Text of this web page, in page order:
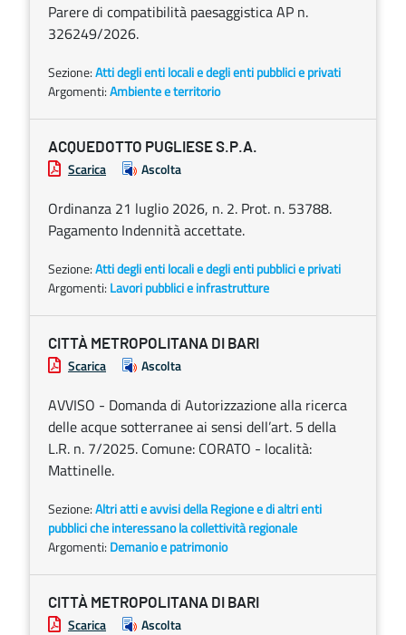
Parere di compatibilità paesaggistica AP n.
326249/2026.
Sezione:Atti degli enti locali e degli enti pubblici e privati
Argomenti:Ambiente e territorio
ACQUEDOTTO PUGLIESE S.P.A.
Scarica Ascolta
Ordinanza 21 luglio 2026, n. 2. Prot. n. 53788.
Pagamento Indennità accettate.
Sezione:Atti degli enti locali e degli enti pubblici e privati
Argomenti: Lavori pubblici e infrastrutture
CITTÀ METROPOLITANA DI BARI
Scarica Ascolta
AVVISO - Domanda di Autorizzazione alla ricerca
delle acque sotterranee ai sensi dell’art. 5 della
L.R. n. 7/2025. Comune: CORATO - località:
Mattinelle.
Sezione:Altri atti e avvisi della Regione e di altri enti
pubblici che interessano la collettività regionale
Argomenti: Demanio e patrimonio
CITTÀ METROPOLITANA DI BARI
Scarica Ascolta